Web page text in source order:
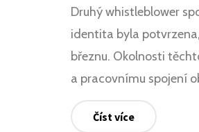
Druhý whistleblower
identita byla
březnu. Okolnosti
a pracovnímu spojení
Číst více